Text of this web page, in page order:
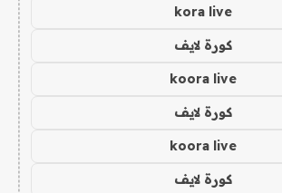
kora live
كورة لايف
koora live
كورة لايف
koora live
كورة لايف